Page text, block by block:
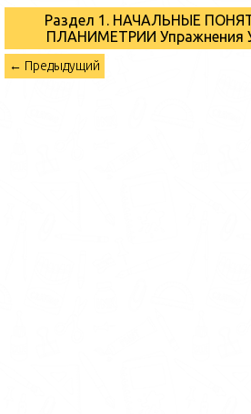
Раздел 1. НАЧАЛЬНЫЕ
ПЛАНИМЕТРИИ Упражнения
← Предыдущий